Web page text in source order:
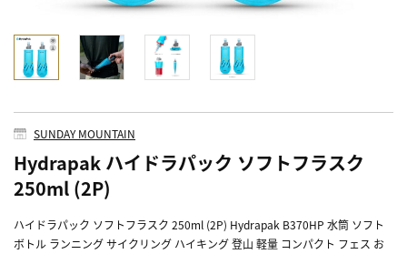
SUNDAY MOUNTAIN
Hydrapak ハイドラパック ソフトフラスク
250ml (2P)
ハイドラパック ソフトフラスク 250ml (2P) Hydrapak B370HP 水筒 ソフト
ボトル ランニング サイクリング ハイキング 登山 軽量 コンパクト フェス お